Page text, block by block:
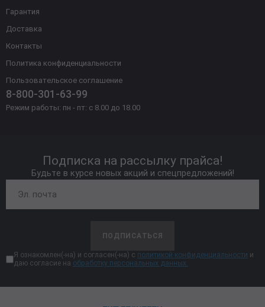
Гарантия
Доставка
Контакты
Политика конфиденциальности
Пользовательское соглашение
8-800-301-63-99
Режим работы: пн - пт: с 8.00 до 18.00
Подписка на рассылку прайса!
Будьте в курсе новых акций и спецпредложений!
ПОДПИСАТЬСЯ
Я ознакомлен(-на) и согласен(-на) с политикой конфиденциальности и
даю согласие на обработку персональных данных.